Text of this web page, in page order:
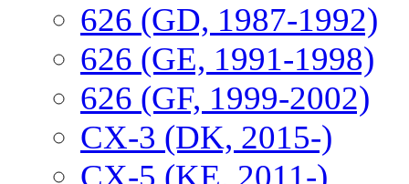
626 (GD, 1987-1992)
626 (GE, 1991-1998)
626 (GF, 1999-2002)
CX-3 (DK, 2015-)